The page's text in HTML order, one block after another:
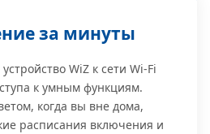
за минуты
WiZ к сети Wi-Fi
к умным функциям.
когда вы вне дома,
расписания включения и